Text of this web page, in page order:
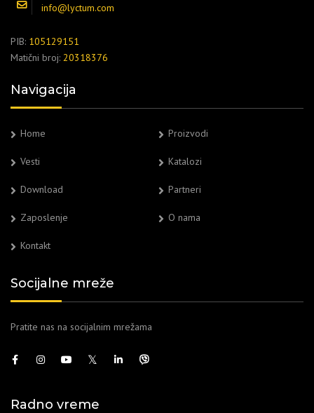
info@lyctum.com
PIB: 105129151
Matični broj: 20318376
Navigacija
Home Proizvodi
Vesti Katalozi
Download Partneri
Zaposlenje O nama
Kontakt
Socijalne mreže
Pratite nas na socijalnim mrežama
Radno vreme